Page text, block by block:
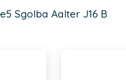
e5 Sgolba Aalter J16 B